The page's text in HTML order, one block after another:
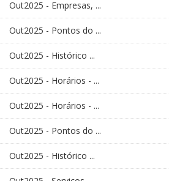
Out2025 - Empresas, ...
Out2025 - Pontos do ...
Out2025 - Histórico ...
Out2025 - Horários - ...
Out2025 - Horários - ...
Out2025 - Pontos do ...
Out2025 - Histórico ...